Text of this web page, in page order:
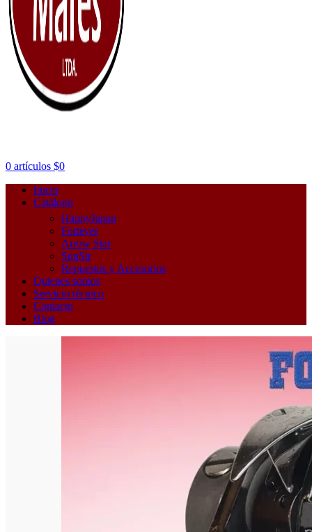
0 artículos $0
Inicio
Catálogo
HappyJapan
Fortever
Arrow Star
SunSir
Repuestos y Accesorios
Quienes somos
Servicio técnico
Contacto
Blog